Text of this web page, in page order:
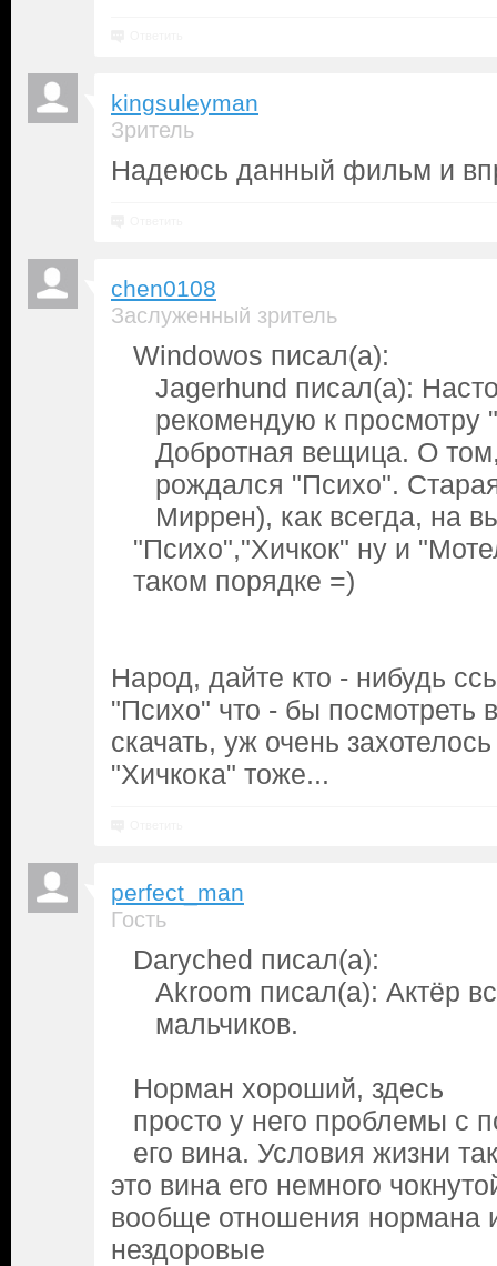
kingsuleyman
Зритель
Надеюсь данный фильм и
chen0108
Заслуженный зритель
Windowos писал(а):
Jagerhund писал(а):
рекомендую к просмотру
Добротная вещица. О
рождался "Психо".
Миррен), как всегда, на
"Психо","Хичкок" ну и
таком порядке =)
Народ, дайте кто - нибудь
"Психо" что - бы посмотреть
скачать, уж очень
"Хичкока" тоже...
perfect_man
Гость
Daryched писал(а):
Akroom писал(а): Актёр
мальчиков.
Норман хороший, здесь
просто у него проблемы с
его вина. Условия жизни
это вина его немного
вообще отношения нормана
нездоровые